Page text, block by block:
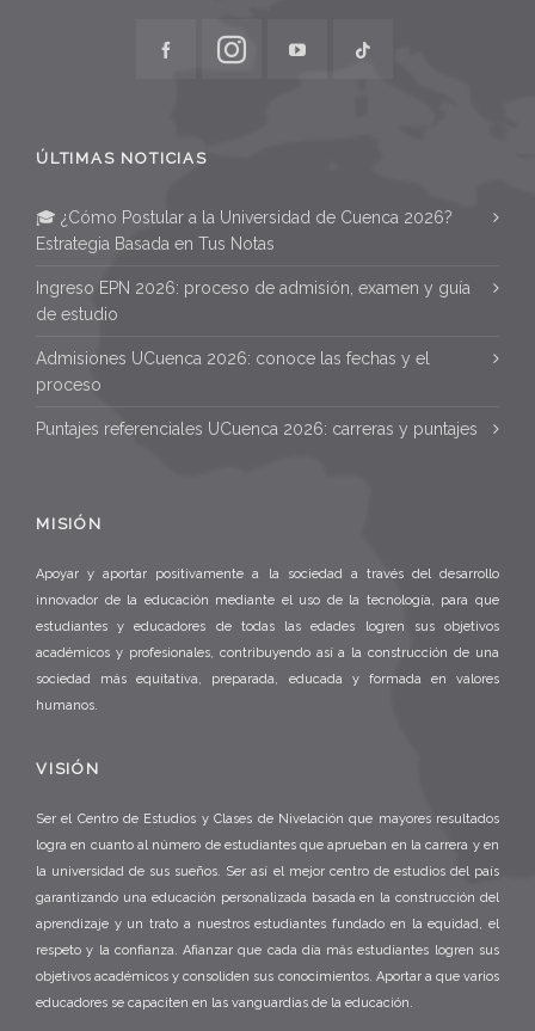
ÚLTIMAS NOTICIAS
🎓 ¿Cómo Postular a la Universidad de Cuenca 2026?
Estrategia Basada en Tus Notas
Ingreso EPN 2026: proceso de admisión, examen y guía
de estudio
Admisiones UCuenca 2026: conoce las fechas y el
proceso
Puntajes referenciales UCuenca 2026: carreras y puntajes
MISIÓN
Apoyar y aportar positivamente a la sociedad a través del desarrollo
innovador de la educación mediante el uso de la tecnología, para que
estudiantes y educadores de todas las edades logren sus objetivos
académicos y profesionales, contribuyendo así a la construcción de una
sociedad más equitativa, preparada, educada y formada en valores
humanos.
VISIÓN
Ser el Centro de Estudios y Clases de Nivelación que mayores resultados
logra en cuanto al número de estudiantes que aprueban en la carrera y en
la universidad de sus sueños. Ser así el mejor centro de estudios del país
garantizando una educación personalizada basada en la construcción del
aprendizaje y un trato a nuestros estudiantes fundado en la equidad, el
respeto y la confianza. Afianzar que cada día más estudiantes logren sus
objetivos académicos y consoliden sus conocimientos. Aportar a que varios
educadores se capaciten en las vanguardias de la educación.